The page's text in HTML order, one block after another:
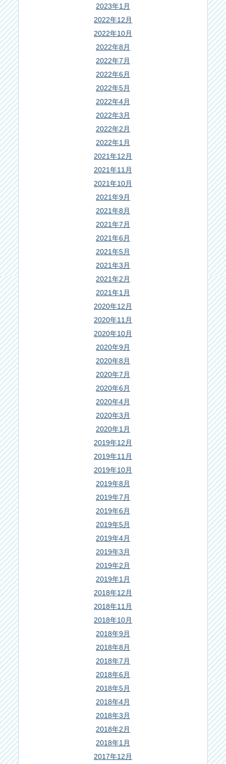
2023年1月
2022年12月
2022年10月
2022年8月
2022年7月
2022年6月
2022年5月
2022年4月
2022年3月
2022年2月
2022年1月
2021年12月
2021年11月
2021年10月
2021年9月
2021年8月
2021年7月
2021年6月
2021年5月
2021年3月
2021年2月
2021年1月
2020年12月
2020年11月
2020年10月
2020年9月
2020年8月
2020年7月
2020年6月
2020年4月
2020年3月
2020年1月
2019年12月
2019年11月
2019年10月
2019年8月
2019年7月
2019年6月
2019年5月
2019年4月
2019年3月
2019年2月
2019年1月
2018年12月
2018年11月
2018年10月
2018年9月
2018年8月
2018年7月
2018年6月
2018年5月
2018年4月
2018年3月
2018年2月
2018年1月
2017年12月